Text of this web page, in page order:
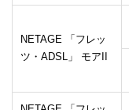
NETAGE 「フレッ
ツ・ADSL」 モアII